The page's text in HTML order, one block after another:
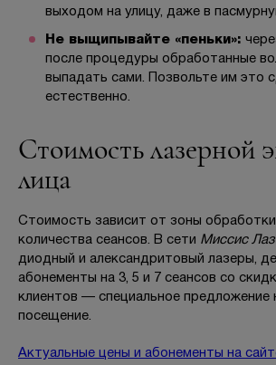
выходом на улицу, даже в
Не выщипывайте «пеньки»:
после процедуры обработанные
выпадать сами. Позвольте им это
естественно.
Стоимость лазерной
лица
Стоимость зависит от зоны
количества сеансов. В сети Миссис
диодный и александритовый лазеры,
абонементы на 3, 5 и 7 сеансов со
клиентов — специальное предложение
посещение.
Актуальные цены и абонементы на